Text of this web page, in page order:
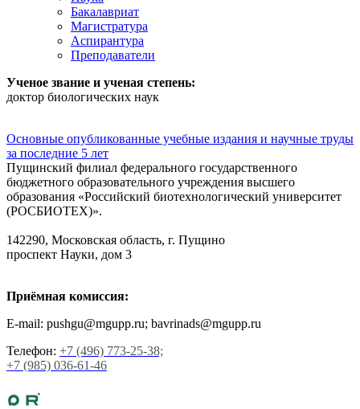
Бакалавриат
Магистратура
Аспирантура
Преподаватели
Ученое звание и ученая степень:
доктор биологических наук
Основные опубликованные учебные издания и научные труды
за последние 5 лет
Пущинский филиал федерального государственного
бюджетного образовательного учреждения высшего
образования «Российский биотехнологический университет
(РОСБИОТЕХ)».
142290, Московская область, г. Пущино
проспект Науки, дом 3
Приёмная комиссия:
E-mail: pushgu@mgupp.ru; bavrinads@mgupp.ru
Телефон: +7 (496) 773-25-38;
+7 (985) 036-61-46